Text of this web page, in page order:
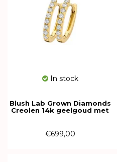
In stock
Blush Lab Grown Diamonds
Creolen 14k geelgoud met
€699,00